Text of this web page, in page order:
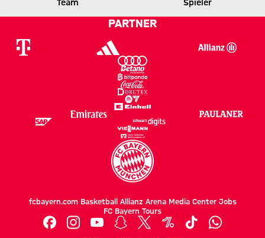
B04
Team Spieler
PARTNER
fcbayern.com Basketball Allianz Arena Media Center Jobs
FC Bayern Tours